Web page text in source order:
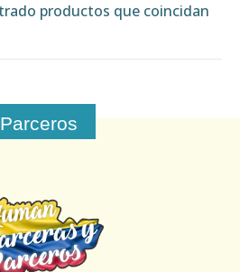
productos que coincidan